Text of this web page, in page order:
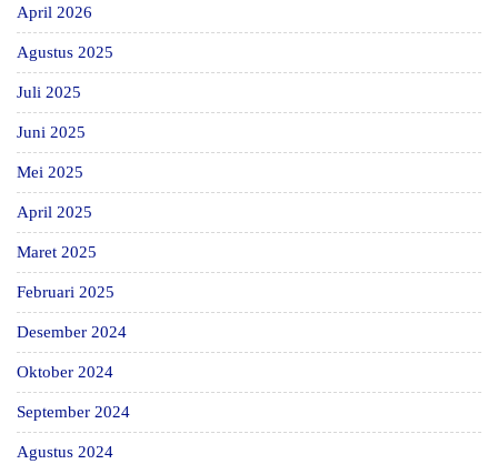
April 2026
Agustus 2025
Juli 2025
Juni 2025
Mei 2025
April 2025
Maret 2025
Februari 2025
Desember 2024
Oktober 2024
September 2024
Agustus 2024